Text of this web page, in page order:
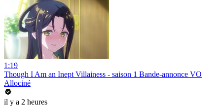
1:19
Though I Am an Inept Villainess - saison 1 Bande-annonce VO
Allociné
il y a 2 heures